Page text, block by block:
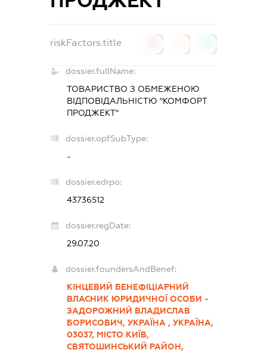
riskFactors.title
dossier.fullName:
ТОВАРИСТВО З ОБМЕЖЕНОЮ
ВІДПОВІДАЛЬНІСТЮ "КОМФОРТ
ПРОДЖЕКТ"
dossier.opfSubType:
-
dossier.edrpo:
43736512
dossier.regDate:
29.07.20
dossier.foundersAndBenef:
КІНЦЕВИЙ БЕНЕФІЦІАРНИЙ
ВЛАСНИК ЮРИДИЧНОЇ ОСОБИ -
ЗАДОРОЖНИЙ ВЛАДИСЛАВ
БОРИСОВИЧ, УКРАЇНА , УКРАЇНА,
03037, МІСТО КИЇВ,
СВЯТОШИНСЬКИЙ РАЙОН,